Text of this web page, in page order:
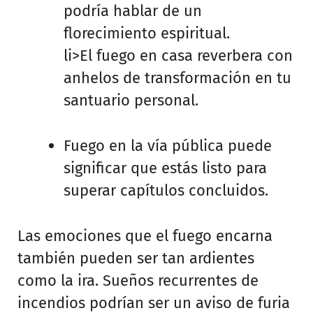
podría hablar de un
florecimiento espiritual.
li>El fuego en casa reverbera con
anhelos de transformación en tu
santuario personal.
Fuego en la vía pública puede
significar que estás listo para
superar capítulos concluidos.
Las emociones que el fuego encarna
también pueden ser tan ardientes
como la ira. Sueños recurrentes de
incendios podrían ser un aviso de furia